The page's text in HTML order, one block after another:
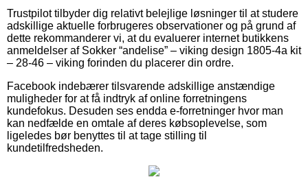
Trustpilot tilbyder dig relativt belejlige løsninger til at studere
adskillige aktuelle forbrugeres observationer og på grund af
dette rekommanderer vi, at du evaluerer internet butikkens
anmeldelser af Sokker “andelise” – viking design 1805-4a kit
– 28-46 – viking forinden du placerer din ordre.
Facebook indebærer tilsvarende adskillige anstændige
muligheder for at få indtryk af online forretningens
kundefokus. Desuden ses endda e-forretninger hvor man
kan nedfælde en omtale af deres købsoplevelse, som
ligeledes bør benyttes til at tage stilling til
kundetilfredsheden.